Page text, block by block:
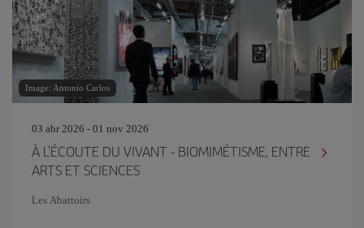
Image: Antonio Carlos
03 abr 2026 - 01 nov 2026
À L'ÉCOUTE DU VIVANT - BIOMIMÉTISME, ENTRE
ARTS ET SCIENCES
Les Abattoirs